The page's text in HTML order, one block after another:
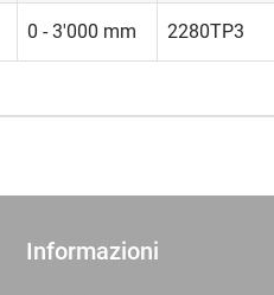
0 - 3'000 mm 2280TP3
Informazioni